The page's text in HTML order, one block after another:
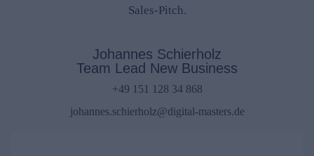
Sales-Pitch.
Johannes Schierholz​
Team Lead New Business
+49 151 128 34 868
johannes.schierholz@digital-masters.de